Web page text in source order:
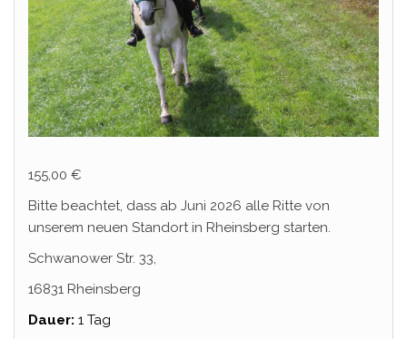
155,00 €
Bitte beachtet, dass ab Juni 2026 alle Ritte von
unserem neuen Standort in Rheinsberg starten.
Schwanower Str. 33,
16831 Rheinsberg
Dauer: 1 Tag